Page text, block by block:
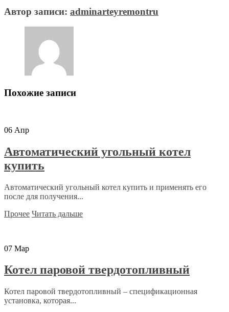
Автор записи: adminarteyremontru
Похожие записи
06 Апр
Автоматический угольный котел
купить
Автоматический угольный котел купить и применять его
после для получения...
Прочее Читать дальше
07 Мар
Котел паровой твердотопливный
Котел паровой твердотопливный – спецификационная
установка, которая...